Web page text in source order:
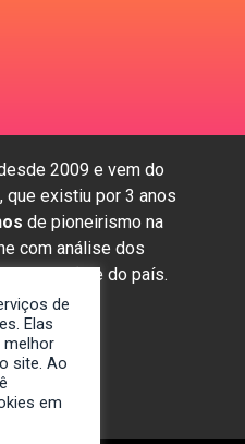
2009 e vem do
que existiu por 3 anos
de pioneirismo na
com análise dos
da região e do país.
de
Elas
melhor
site. Ao
em